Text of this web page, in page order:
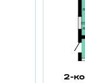
2-